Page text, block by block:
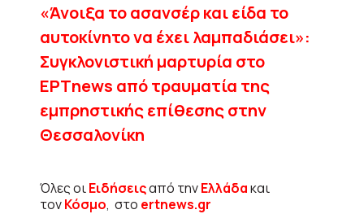
«Άνοιξα το ασανσέρ και είδα το
αυτοκίνητο να έχει λαμπαδιάσει»:
Συγκλονιστική μαρτυρία στο
ΕΡΤnews από τραυματία της
εμπρηστικής επίθεσης στην
Θεσσαλονίκη
Όλες οιΕιδήσειςαπό τηνΕλλάδακαι
τονΚόσμο, στο ertnews.gr